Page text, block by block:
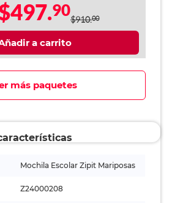
90$910.00
a carrito
más paquetes
Mochila Escolar Zipit Mariposas
Z24000208